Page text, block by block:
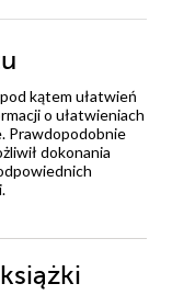
kątem ułatwień
o ułatwieniach
Prawdopodobnie
dokonania